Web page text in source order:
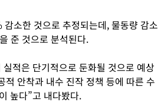
소한 것으로 추정되는데, 물동량 감소
준 것으로 분석된다.
적은 단기적으로 둔화될 것으로 예상
안착과 내수 진작 정책 등에 따른 수
높다”고 내다봤다.